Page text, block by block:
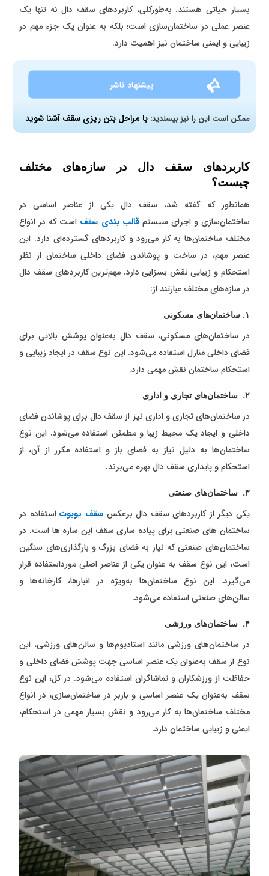
بسیار حیاتی هستند. به‌طورکلی، کاربردهای سقف دال نه تنها یک
عنصر عملی در ساختمان‌سازی است؛ بلکه به عنوان یک جزء مهم در
زیبایی و ایمنی ساختمان نیز اهمیت دارد.
پیشنهاد ناشر
ممکن است این را نیز بپسندید:با مراحل بتن ریزی سقف آشنا شوید
کاربردهای سقف دال در سازه‌های مختلف
چیست؟
همانطور که گفته شد، سقف دال یکی از عناصر اساسی در
ساختمان‌سازی و اجرای سیستمقالب بندی سقف است که در انواع
مختلف ساختمان‌ها به کار می‌رود و کاربردهای گسترده‌ای دارد. این
عنصر مهم، در ساخت و پوشاندن فضای داخلی ساختمان از نظر
استحکام و زیبایی نقش بسزایی دارد. مهم‌ترین کاربردهای سقف دال
در سازه‌های مختلف عبارتند از:
۱. ساختمان‌های مسکونی
در ساختمان‌های مسکونی، سقف دال به‌عنوان پوشش بالایی برای
فضای داخلی منازل استفاده می‌شود. این نوع سقف در ایجاد زیبایی و
استحکام ساختمان نقش مهمی دارد.
۲. ساختمان‌های تجاری و اداری
در ساختمان‌های تجاری و اداری نیز از سقف دال برای پوشاندن فضای
داخلی و ایجاد یک محیط زیبا و مطمئن استفاده می‌شود. این نوع
ساختمان‌ها به دلیل نیاز به فضای باز و استفاده مکرر از آن، از
استحکام و پایداری سقف دال بهره می‌برند.
۳. ساختمان‌های صنعتی
یکی دیگر از کاربردهای سقف دال برعکس سقف یوبوتاستفاده در
ساختمان های صنعتی برای پیاده سازی سقف این سازه ها است. در
ساختمان‌های صنعتی که نیاز به فضای بزرگ و بارگذاری‌های سنگین
است، این نوع سقف به عنوان یکی از عناصر اصلی مورداستفاده قرار
می‌گیرد. این نوع ساختمان‌ها به‌ویژه در انبارها، کارخانه‌ها و
سالن‌های صنعتی استفاده می‌شود.
۴. ساختمان‌های ورزشی
در ساختمان‌های ورزشی مانند استادیوم‌ها و سالن‌های ورزشی، این
نوع از سقف به‌عنوان یک عنصر اساسی جهت پوشش فضای داخلی و
حفاظت از ورزشکاران و تماشاگران استفاده می‌شود. در کل، این نوع
سقف به‌عنوان یک عنصر اساسی و باربر در ساختمان‌سازی، در انواع
مختلف ساختمان‌ها به کار می‌رود و نقش بسیار مهمی در استحکام،
ایمنی و زیبایی ساختمان دارد.